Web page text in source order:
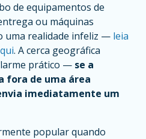
de equipamentos de
ou máquinas
uma realidade infeliz — leia
. A cerca geográfica
prático — se a
fora de uma área
imediatamente um
popular quando